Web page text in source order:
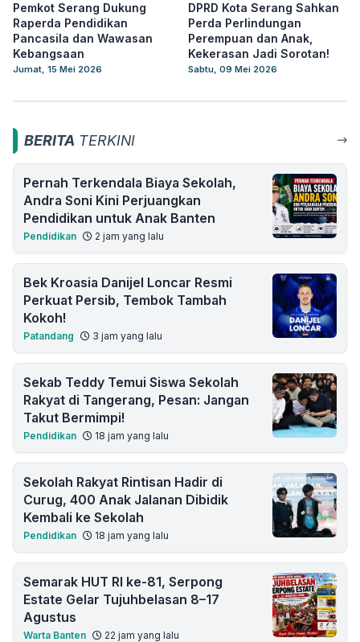
Pemkot Serang Dukung
Raperda Pendidikan
Pancasila dan Wawasan
Kebangsaan
Jumat, 15 Mei 2026
DPRD Kota Serang Sahkan
Perda Perlindungan
Perempuan dan Anak,
Kekerasan Jadi Sorotan!
Sabtu, 09 Mei 2026
BERITA TERKINI
Pernah Terkendala Biaya Sekolah,
Andra Soni Kini Perjuangkan
Pendidikan untuk Anak Banten
Pendidikan 2 jam yang lalu
Bek Kroasia Danijel Loncar Resmi
Perkuat Persib, Tembok Tambah
Kokoh!
Patandang 3 jam yang lalu
Sekab Teddy Temui Siswa Sekolah
Rakyat di Tangerang, Pesan: Jangan
Takut Bermimpi!
Pendidikan 18 jam yang lalu
Sekolah Rakyat Rintisan Hadir di
Curug, 400 Anak Jalanan Dibidik
Kembali ke Sekolah
Pendidikan 18 jam yang lalu
Semarak HUT RI ke-81, Serpong
Estate Gelar Tujuhbelasan 8–17
Agustus
Warta Banten 22 jam yang lalu